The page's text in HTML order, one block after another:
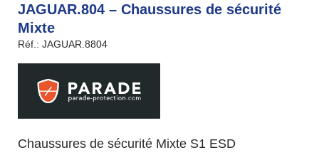
JAGUAR.804 – Chaussures de sécurité
Mixte
Réf.: JAGUAR.8804
Chaussures de sécurité Mixte S1 ESD